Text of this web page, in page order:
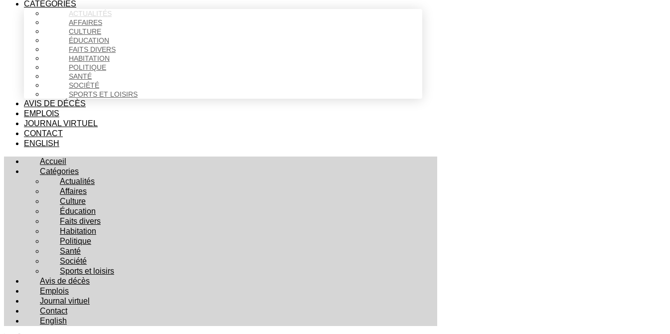
CATÉGORIES
ACTUALITÉS
AFFAIRES
CULTURE
ÉDUCATION
FAITS DIVERS
HABITATION
POLITIQUE
SANTÉ
SOCIÉTÉ
SPORTS ET LOISIRS
AVIS DE DÉCÈS
EMPLOIS
JOURNAL VIRTUEL
CONTACT
ENGLISH
Accueil
Catégories
Actualités
Affaires
Culture
Éducation
Faits divers
Habitation
Politique
Santé
Société
Sports et loisirs
Avis de décès
Emplois
Journal virtuel
Contact
English